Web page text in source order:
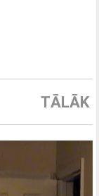
TĀLĀK